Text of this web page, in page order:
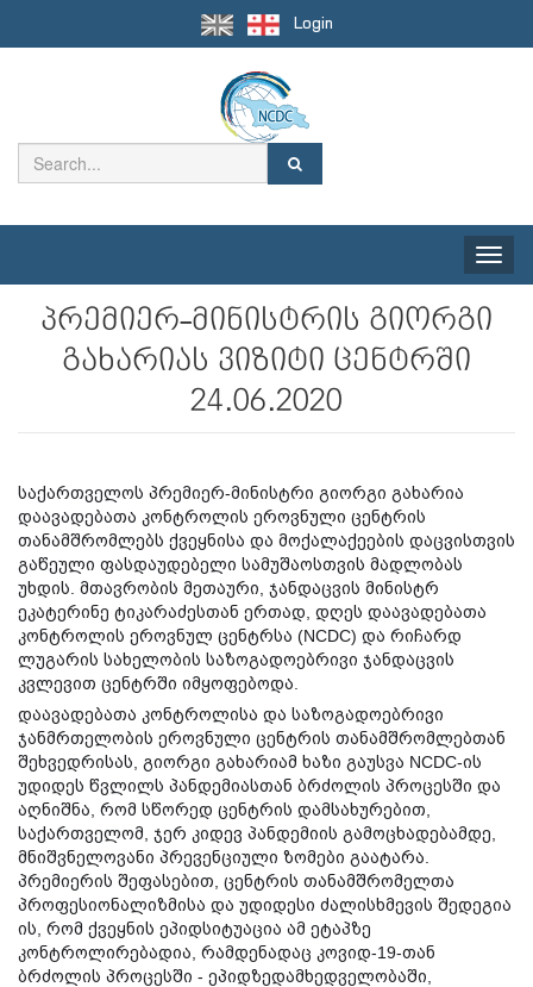
Login
Toggle
პრემიერ-მინისტრის გიორგი
გახარიას ვიზიტი ცენტრში
24.06.2020
საქართველოს პრემიერ-მინისტრი გიორგი გახარია
დაავადებათა კონტროლის ეროვნული ცენტრის
თანამშრომლებს ქვეყნისა და მოქალაქეების დაცვისთვის
გაწეული ფასდაუდებელი სამუშაოსთვის მადლობას
უხდის. მთავრობის მეთაური, ჯანდაცვის მინისტრ
ეკატერინე ტიკარაძესთან ერთად, დღეს დაავადებათა
კონტროლის ეროვნულ ცენტრსა (NCDC) და რიჩარდ
ლუგარის სახელობის საზოგადოებრივი ჯანდაცვის
კვლევით ცენტრში იმყოფებოდა.
დაავადებათა კონტროლისა და საზოგადოებრივი
ჯანმრთელობის ეროვნული ცენტრის თანამშრომლებთან
შეხვედრისას, გიორგი გახარიამ ხაზი გაუსვა NCDC-ის
უდიდეს წვლილს პანდემიასთან ბრძოლის პროცესში და
აღნიშნა, რომ სწორედ ცენტრის დამსახურებით,
საქართველომ, ჯერ კიდევ პანდემიის გამოცხადებამდე,
მნიშვნელოვანი პრევენციული ზომები გაატარა.
პრემიერის შეფასებით, ცენტრის თანამშრომელთა
პროფესიონალიზმისა და უდიდესი ძალისხმევის შედეგია
ის, რომ ქვეყნის ეპიდსიტუაცია ამ ეტაპზე
კონტროლირებადია, რამდენადაც კოვიდ-19-თან
ბრძოლის პროცესში - ეპიდზედამხედველობაში,